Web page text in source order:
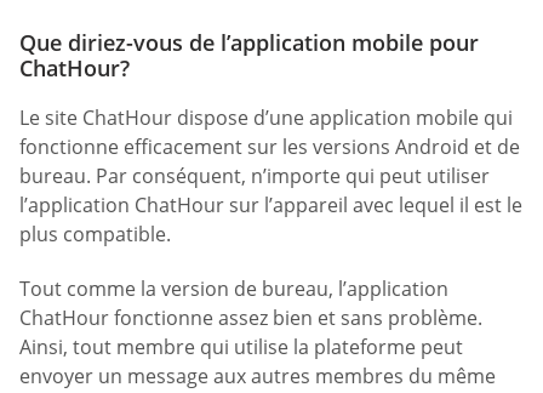
Que diriez-vous de l’application mobile pour
ChatHour?
Le site ChatHour dispose d’une application mobile qui
fonctionne efficacement sur les versions Android et de
bureau. Par conséquent, n’importe qui peut utiliser
l’application ChatHour sur l’appareil avec lequel il est le
plus compatible.
Tout comme la version de bureau, l’application
ChatHour fonctionne assez bien et sans problème.
Ainsi, tout membre qui utilise la plateforme peut
envoyer un message aux autres membres du même